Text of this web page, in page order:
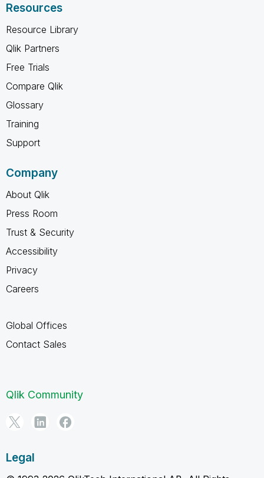
Resources
Resource Library
Qlik Partners
Free Trials
Compare Qlik
Glossary
Training
Support
Company
About Qlik
Press Room
Trust & Security
Accessibility
Privacy
Careers
Global Offices
Contact Sales
Qlik Community
Legal